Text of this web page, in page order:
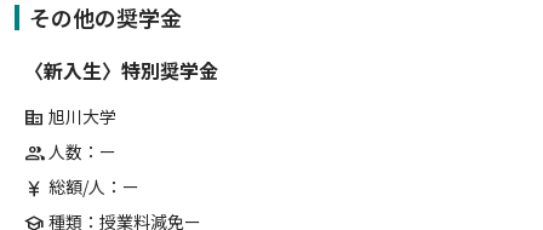
その他の奨学金
〈新入生〉特別奨学金
corporate_fare 旭川大学
group人数：ー
currency_yen 総額/人：ー
school 種類：授業料減免ー